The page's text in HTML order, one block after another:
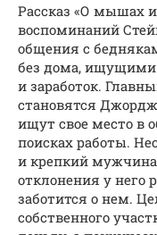
Рассказ «О мышах
воспоминаний
общения с
без дома, ищущими
и заработок.
становятся
ищут свое место в
поисках работы.
и крепкий
отклонения у него
заботится о нем.
собственного